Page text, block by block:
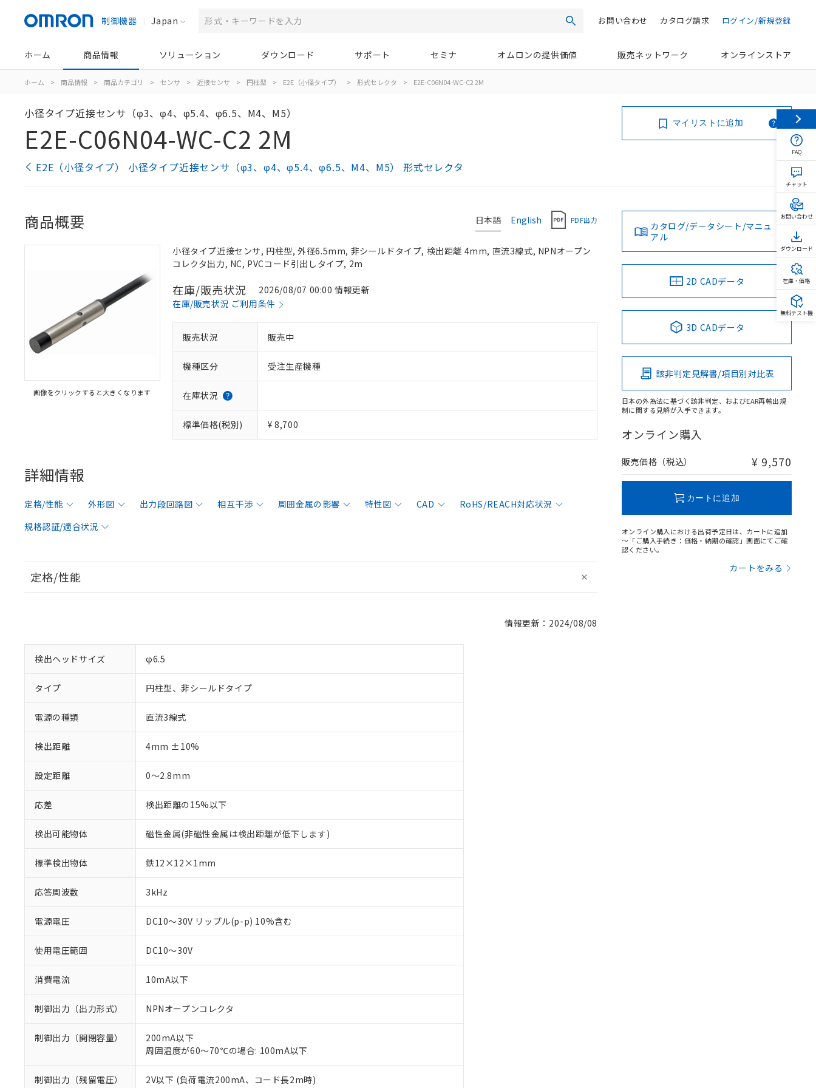
制御機器 Japan 検索 ログイン/新規登録
カタログ請求
お問い合わせ
ホーム 商品情報 ソリューション ダウンロード サポート セミナ オムロンの提供価値 販売ネットワーク オンラインストア
ホーム > 商品情報 > 商品カテゴリ > センサ > 近接センサ > 円柱型 > E2E（小径タイプ） > 形式セレクタ > E2E-C06N04-WC-C2 2M
小径タイプ近接センサ（φ3、φ4、φ5.4、φ6.5、M4、M5）
E2E-C06N04-WC-C2 2M
E2E（小径タイプ） 小径タイプ近接センサ（φ3、φ4、φ5.4、φ6.5、M4、M5） 形式セレクタ
マイリストに追加
日本語 English PDF出力
商品概要
画像をクリックすると大きくなります
小径タイプ近接センサ, 円柱型, 外径6.5mm, 非シールドタイプ, 検出距離 4mm, 直流3線式, NPNオープン
コレクタ出力, NC, PVCコード引出しタイプ, 2m
在庫/販売状況
2026/08/07 00:00 情報更新
在庫/販売状況 ご利用条件
販売状況 販売中
機種区分 受注生産機種
在庫状況
標準価格(税別) ¥ 8,700
詳細情報
定格/性能 外形図 出力段回路図 相互干渉 周囲金属の影響 特性図 CAD
RoHS/REACH対応状況
規格認証/適合状況
定格/性能
情報更新：2024/08/08
検出ヘッドサイズ φ6.5
タイプ 円柱型、非シールドタイプ
電源の種類 直流3線式
検出距離 4mm ±10%
設定距離 0～2.8mm
応差 検出距離の15%以下
検出可能物体 磁性金属(非磁性金属は検出距離が低下します)
標準検出物体 鉄12×12×1mm
応答周波数 3kHz
電源電圧 DC10～30V リップル(p-p) 10%含む
使用電圧範囲 DC10～30V
消費電流 10mA以下
制御出力（出力形式） NPNオープンコレクタ
制御出力（開閉容量）
200mA以下
周囲温度が60～70℃の場合: 100mA以下
制御出力（残留電圧） 2V以下 (負荷電流200mA、コード長2m時)
カタログ/データシート/マニュ
アル
2D CADデータ
3D CADデータ
該非判定見解書/項目別対比表
日本の外為法に基づく該非判定、およびEAR再輸出規
制に関する見解が入手できます。
オンライン購入
販売価格（税込） ¥ 9,570
カートに追加
オンライン購入における出荷予定日は、カートに追加
～「ご購入手続き：価格・納期の確認」画面にてご確
認ください。
カートをみる
対応予定なし：EU RoHS指令（10物質）の非含有に非対応の商品で、対応品を出す予定はありません。
FAQ
チャット
お問い合わせ
ダウンロード
在庫・価格
無料テスト機